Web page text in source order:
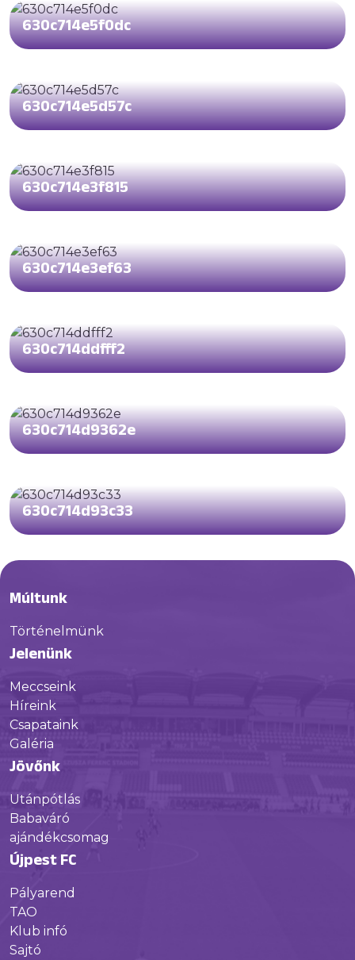
630c714e5f0dc
630c714e5d57c
630c714e3f815
630c714e3ef63
630c714ddfff2
630c714d9362e
630c714d93c33
Múltunk
Történelmünk
Jelenünk
Meccseink
Híreink
Csapataink
Galéria
Jövőnk
Utánpótlás
Babaváró
ajándékcsomag
Újpest FC
Pályarend
TAO
Klub infó
Sajtó